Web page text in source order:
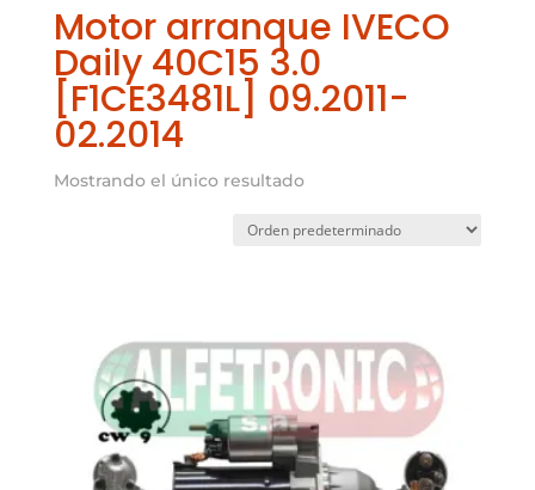
Motor arranque IVECO
Daily 40C15 3.0
[F1CE3481L] 09.2011-
02.2014
Mostrando el único resultado